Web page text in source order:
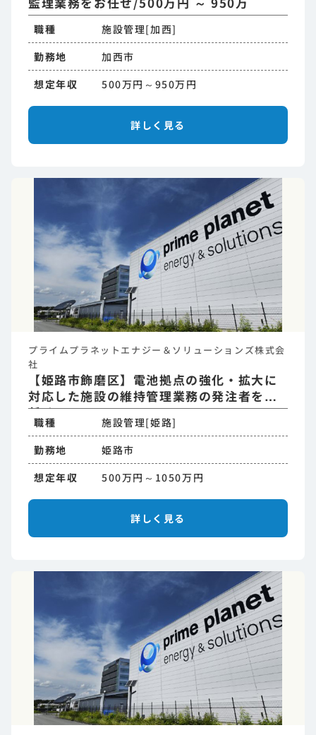
職種
施設管理[加西]
勤務地
加西市
想定年収
500万円～950万円
詳しく見る
プライムプラネットエナジー＆ソリューションズ株式会
社
【姫路市飾磨区】電池拠点の強化・拡大に
対応した施設の維持管理業務の発注者をお
任せ
職種
施設管理[姫路]
勤務地
姫路市
想定年収
500万円～1050万円
詳しく見る